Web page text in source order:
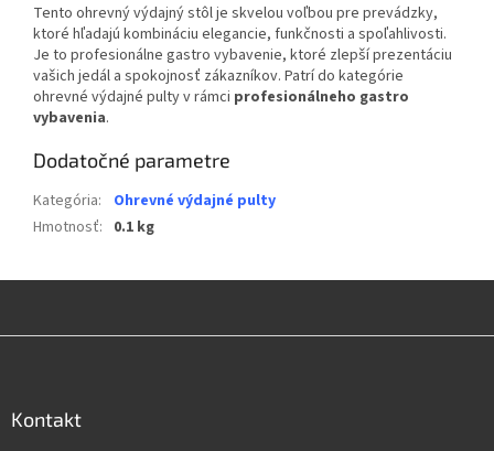
Tento ohrevný výdajný stôl je skvelou voľbou pre prevádzky,
ktoré hľadajú kombináciu elegancie, funkčnosti a spoľahlivosti.
Je to profesionálne gastro vybavenie, ktoré zlepší prezentáciu
vašich jedál a spokojnosť zákazníkov. Patrí do kategórie
ohrevné výdajné pulty v rámci profesionálneho gastro
vybavenia.
Dodatočné parametre
Kategória:
Ohrevné výdajné pulty
Hmotnosť: 0.1 kg
Kontakt